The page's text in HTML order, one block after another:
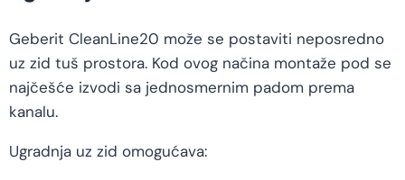
Geberit CleanLine20 može se postaviti neposredno
uz zid tuš prostora. Kod ovog načina montaže pod se
najčešće izvodi sa jednosmernim padom prema
kanalu.
Ugradnja uz zid omogućava: